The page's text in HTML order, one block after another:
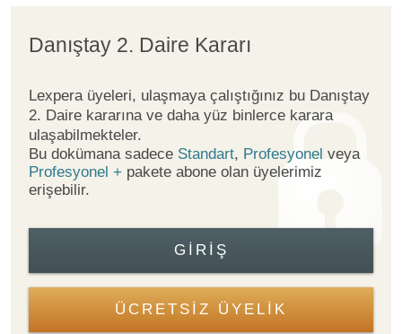
Danıştay 2. Daire Kararı
Lexpera üyeleri, ulaşmaya çalıştığınız bu Danıştay
2. Daire kararına ve daha yüz binlerce karara
ulaşabilmekteler.
Bu dokümana sadece Standart, Profesyonel veya
Profesyonel + pakete abone olan üyelerimiz
erişebilir.
GIRIŞ
ÜCRETSİZ ÜYELİK